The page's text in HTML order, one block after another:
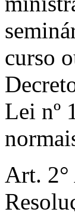
curso
Lei nº
Art. 2°